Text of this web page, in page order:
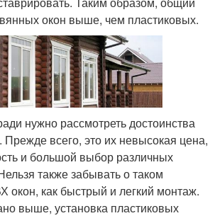
окон выше, чем пластиковых.
нужно рассмотреть достоинства
Прежде всего, это их невысокая цена,
и большой выбор различных
также забывать о таком
окон, как быстрый и легкий монтаж.
выше, установка пластиковых